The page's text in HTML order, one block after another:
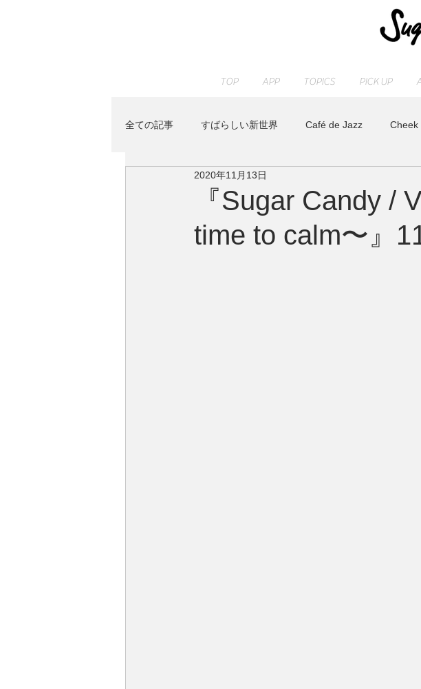
TOP APP TOPICS PICK UP
全ての記事 すばらしい新世界 Café de Jazz Cheek
JAZZ PARADISE KENTA HAYASHI
Peaceful Piano RELAX WORLD Release
『Sugar Candy /
time to calm〜』
2020年11月13日